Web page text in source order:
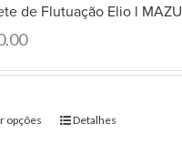
de Flutuação Elio l MAZU
opções Detalhes